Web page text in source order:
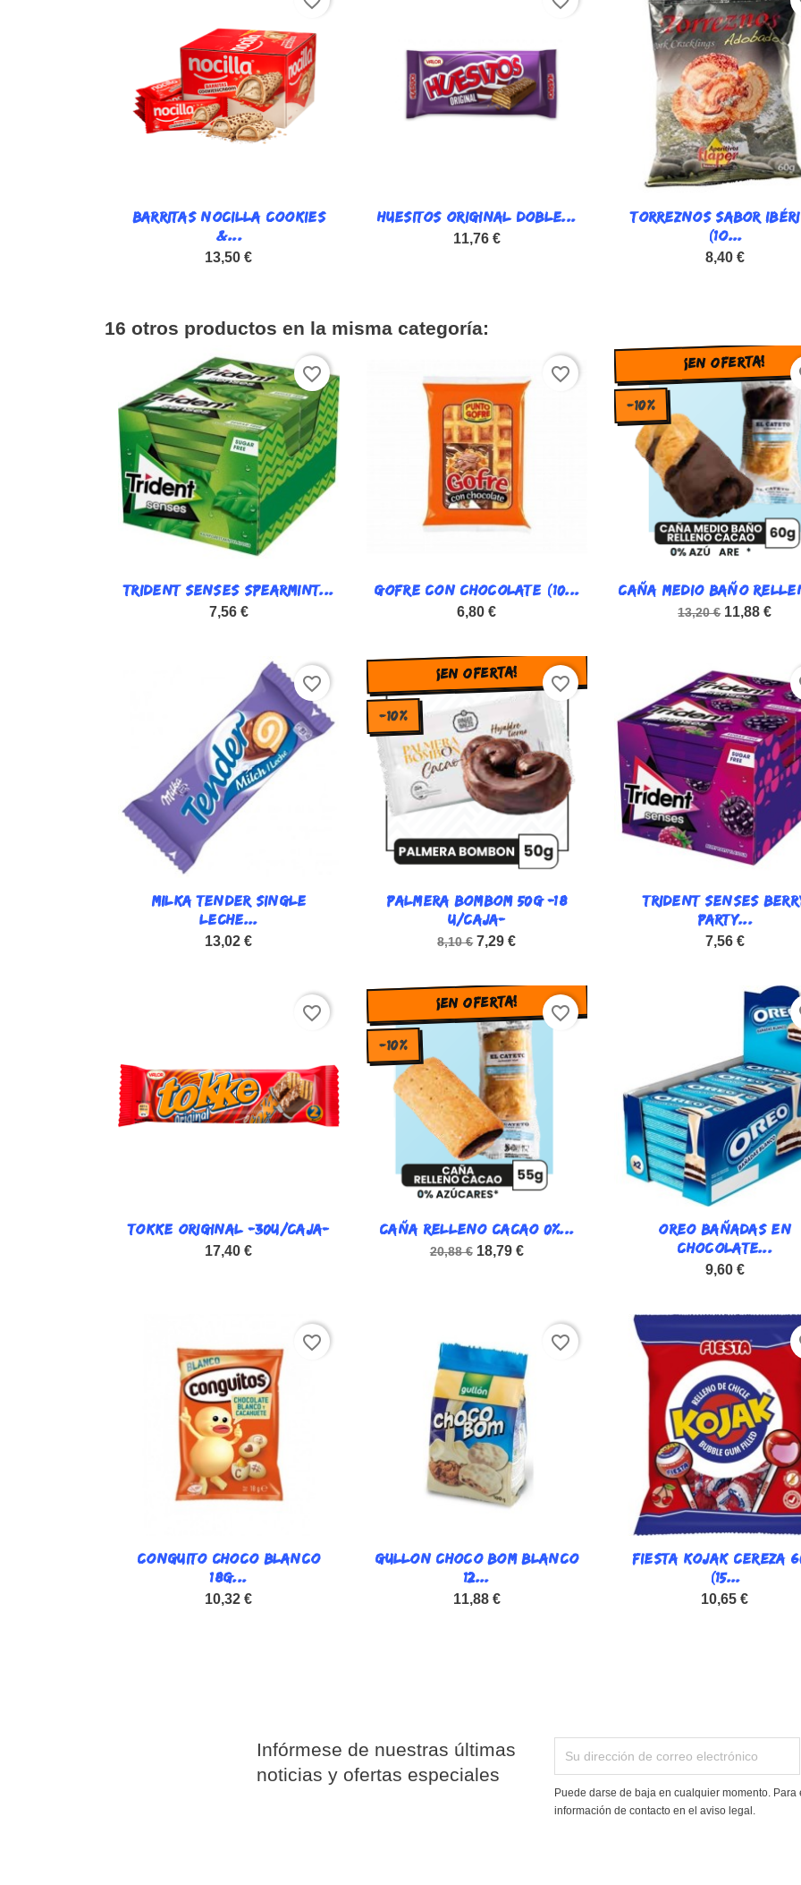
 Vista rápida
BARRITAS NOCILLA COOKIES
&...
13,50 €
Vista rápida
HUESITOS ORIGINAL DOBLE...
11,76 €
Vista rápida
TORREZNOS SABOR
(1O...
8,40 €
16 otros productos en la misma categoría:
Vista rápida
TRIDENT SENSES SPEARMINT...
7,56 €
favorite_border
Vista rápida
GOFRE CON CHOCOLATE (10...
6,80 €
favorite_border
Vista rápida
CAÑA MEDIO BAÑO
13,20 € 11,88 €
¡EN OFERTA!
-10%
Vista rápida
MILKA TENDER SINGLE
LECHE...
13,02 €
favorite_border
Vista rápida
PALMERA BOMBOM 50G -18
U/CAJA-
8,10 € 7,29 €
¡EN OFERTA!
-10%
favorite_border
Vista rápida
TRIDENT SENSES
PARTY...
7,56 €
Vista rápida
TOKKE ORIGINAL -30U/CAJA-
17,40 €
favorite_border
Vista rápida
CAÑA RELLENO CACAO 0%...
20,88 € 18,79 €
¡EN OFERTA!
-10%
favorite_border
Vista rápida
OREO BAÑADAS EN
CHOCOLATE...
9,60 €
Vista rápida
CONGUITO CHOCO BLANCO
18G...
10,32 €
favorite_border
Vista rápida
GULLON CHOCO BOM BLANCO
12...
11,88 €
favorite_border
Vista rápida
FIESTA KOJAK CEREZA
(15...
10,65 €
Infórmese de nuestras últimas
noticias y ofertas especiales
Puede darse de baja en cualquier momento.
información de contacto en el aviso legal.